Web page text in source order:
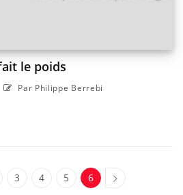
le poids
Par Philippe Berrebi
3 4 5 6